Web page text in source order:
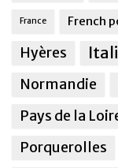
France French
Hyères
Normandie
Pays de la
Porquerolles